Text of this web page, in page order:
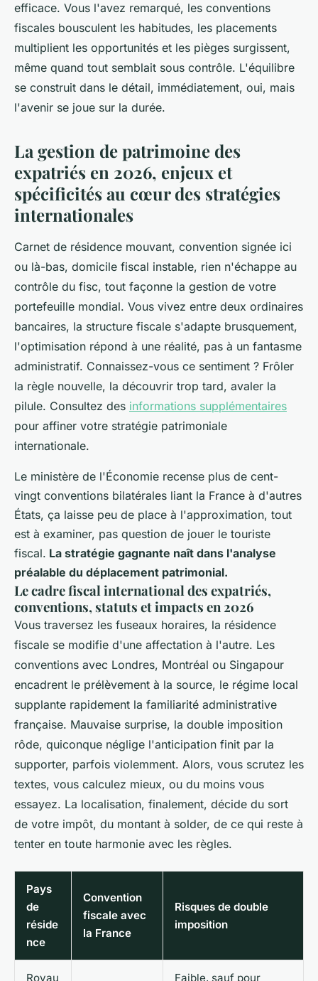
efficace. Vous l'avez remarqué, les conventions
fiscales bousculent les habitudes, les placements
multiplient les opportunités et les pièges surgissent,
même quand tout semblait sous contrôle. L'équilibre
se construit dans le détail, immédiatement, oui, mais
l'avenir se joue sur la durée.
La gestion de patrimoine des
expatriés en 2026, enjeux et
spécificités au cœur des stratégies
internationales
Carnet de résidence mouvant, convention signée ici
ou là-bas, domicile fiscal instable, rien n'échappe au
contrôle du fisc, tout façonne la gestion de votre
portefeuille mondial. Vous vivez entre deux ordinaires
bancaires, la structure fiscale s'adapte brusquement,
l'optimisation répond à une réalité, pas à un fantasme
administratif. Connaissez-vous ce sentiment ? Frôler
la règle nouvelle, la découvrir trop tard, avaler la
pilule. Consultez des informations supplémentaires
pour affiner votre stratégie patrimoniale
internationale.
Le ministère de l'Économie recense plus de cent-
vingt conventions bilatérales liant la France à d'autres
États, ça laisse peu de place à l'approximation, tout
est à examiner, pas question de jouer le touriste
fiscal. La stratégie gagnante naît dans l'analyse
préalable du déplacement patrimonial.
Le cadre fiscal international des expatriés,
conventions, statuts et impacts en 2026
Vous traversez les fuseaux horaires, la résidence
fiscale se modifie d'une affectation à l'autre. Les
conventions avec Londres, Montréal ou Singapour
encadrent le prélèvement à la source, le régime local
supplante rapidement la familiarité administrative
française. Mauvaise surprise, la double imposition
rôde, quiconque néglige l'anticipation finit par la
supporter, parfois violemment. Alors, vous scrutez les
textes, vous calculez mieux, ou du moins vous
essayez. La localisation, finalement, décide du sort
de votre impôt, du montant à solder, de ce qui reste à
tenter en toute harmonie avec les règles.
Pays
de
réside
nce
Convention
fiscale avec
la France
Risques de double
imposition
Royau
Faible, sauf pour